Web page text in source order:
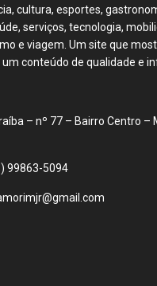
cultura, esportes,
serviços, tecnologia,
e viagem. Um site que
conteúdo de qualidade e
– nº 77 – Bairro Centro –
99863-5094